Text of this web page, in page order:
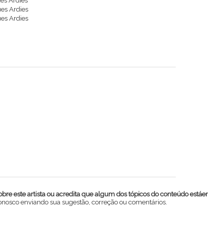
Ardies
Ardies
este artista ou acredita que algum dos tópicos do conteúdo
enviando sua sugestão, correção ou comentários.